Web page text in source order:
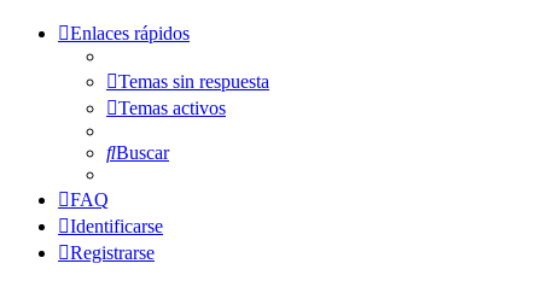
Enlaces rápidos
Temas sin respuesta
Temas activos
Buscar
FAQ
Identificarse
Registrarse